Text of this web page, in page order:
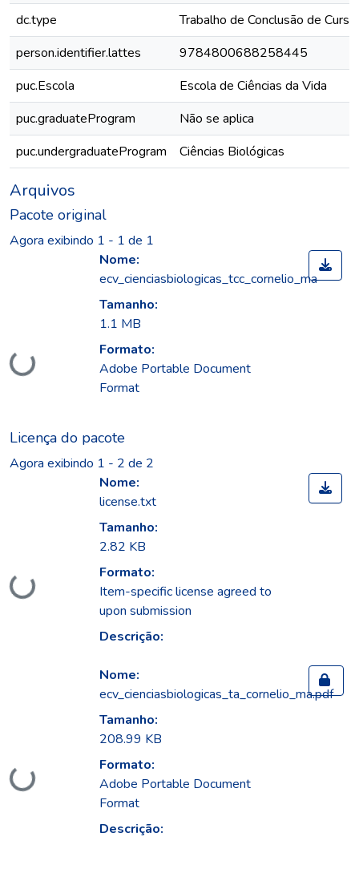
dc.type
Trabalho de Conclusão de Curso
person.identifier.lattes
9784800688258445
puc.Escola
Escola de Ciências da Vida
puc.graduateProgram
Não se aplica
puc.undergraduateProgram
Ciências Biológicas
Arquivos
Pacote original
Agora exibindo 1 - 1 de 1
Nome:
ecv_cienciasbiologicas_tcc_cornelio_ma
Tamanho:
1.1 MB
Formato:
Adobe Portable Document
Format
Licença do pacote
Agora exibindo 1 - 2 de 2
Nome:
license.txt
Tamanho:
2.82 KB
Formato:
Item-specific license agreed to
upon submission
Descrição:
Nome:
ecv_cienciasbiologicas_ta_cornelio_ma.pdf
Tamanho:
208.99 KB
Formato:
Adobe Portable Document
Format
Descrição: